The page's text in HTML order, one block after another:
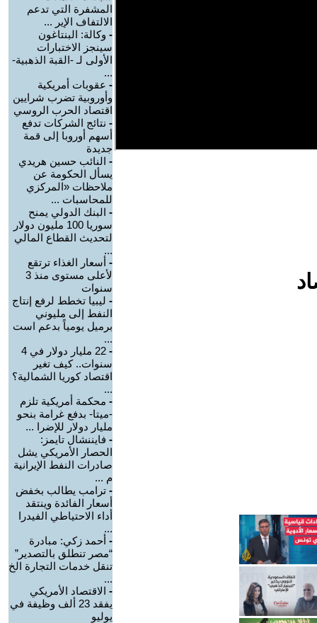
المشفرة التي تدعم
الالتفاف الإير ...
- وكالة: البنتاغون
سينجز الاختبارات
الأولى لـ -القبة الذهبية-
...
- عقوبات أمريكية
وأوروبية تضرب شرايين
اقتصاد الحرب الروسي
- نتائج الشركات تدفع
أسهم أوروبا إلى قمة
جديدة
- النائب حسين هريدي
يسأل الحكومة عن
ملاحظات «المركزي
للمحاسبات ...
- البنك الدولي يمنح
سوريا 100 مليون دولار
لتحديث القطاع المالي
...
- أسعار الغذاء ترتقع
لأعلى مستوى منذ 3
سنوات
- ليبيا تخطط لرفع إنتاج
النفط إلى مليوني
برميل يومياً بدعم است
...
-
22 مليار دولار في 4
سنوات.. كيف تغير
اقتصاد كوريا الشمالية؟
...
- محكمة أمريكية تلزم
-ميتا- بدفع غرامة بنحو
مليار دولار للإضرا ...
- فايننشال تايمز:
الحصار الأمريكي يشل
صادرات النفط الإيرانية
م ...
- ترامب يطالب بخفض
أسعار الفائدة وينتقد
أداء الاحتياطي الفيدرا
...
- أحمد زكي: مبادرة
“مصر تنطلق بالتصدير”
تنقل خدمات التجارة الخ
...
- الاقتصاد الأمريكي
يفقد 23 ألف وظيفة في
يوليو